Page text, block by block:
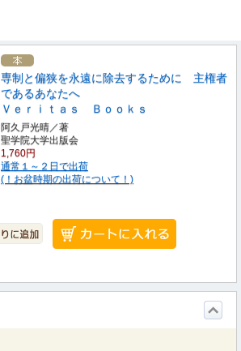
専制と偏狭を永遠に除去するために 主権者
であるあなたへ
Ｖｅｒｉｔａｓ Ｂｏｏｋｓ
阿久戸光晴／著
聖学院大学出版会
1,760円
通常１～２日で出荷
(！お盆時期の出荷について！)